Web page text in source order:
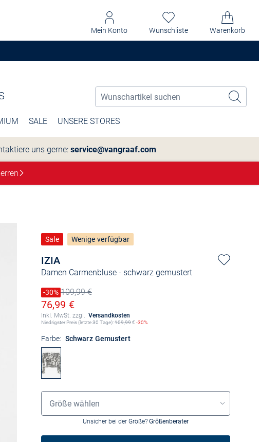
Mein Konto Wunschliste Warenkorb
SALE UNSERE STORES
uns gerne: service@vangraaf.com
IZIA
Damen Carmenbluse- schwarz gemustert
Sale Wenige verfügbar
Preis reduziert um
-30%
Alter Preis109,99 €
Ermäßigter Preis
76,99 €
Inkl. MwSt. zzgl. Versandkosten
Niedrigster Preis (letzte 30 Tage):109,99€ -30%
Farbe: Schwarz Gemustert
Größenauswahl
Größe wählen
Unsicher bei der Größe? Größenberater